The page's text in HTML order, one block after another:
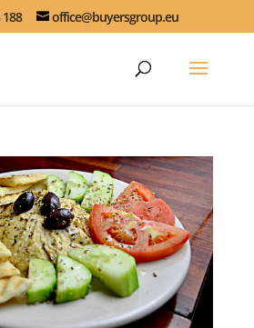
188 office@buyersgroup.eu